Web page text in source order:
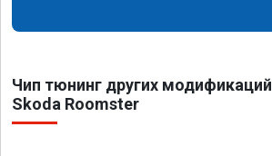
Чип тюнинг других модификаций
Skoda Roomster